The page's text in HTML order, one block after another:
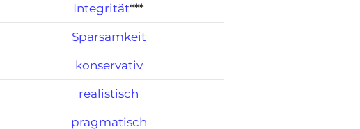
Integrität***
Sparsamkeit
konservativ
realistisch
pragmatisch